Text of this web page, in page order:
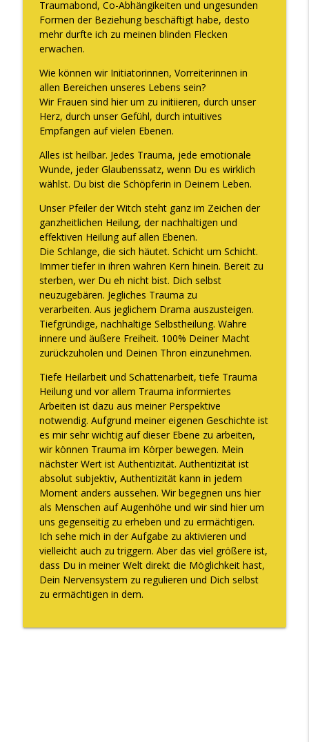
Traumabond, Co-Abhängikeiten und ungesunden
Formen der Beziehung beschäftigt habe, desto
mehr durfte ich zu meinen blinden Flecken
erwachen.
Wie können wir Initiatorinnen, Vorreiterinnen in
allen Bereichen unseres Lebens sein?
Wir Frauen sind hier um zu initiieren, durch unser
Herz, durch unser Gefühl, durch intuitives
Empfangen auf vielen Ebenen.
Alles ist heilbar. Jedes Trauma, jede emotionale
Wunde, jeder Glaubenssatz, wenn Du es wirklich
wählst. Du bist die Schöpferin in Deinem Leben.
Unser Pfeiler der Witch steht ganz im Zeichen der
ganzheitlichen Heilung, der nachhaltigen und
effektiven Heilung auf allen Ebenen.
Die Schlange, die sich häutet. Schicht um Schicht.
Immer tiefer in ihren wahren Kern hinein. Bereit zu
sterben, wer Du eh nicht bist. Dich selbst
neuzugebären. Jegliches Trauma zu
verarbeiten. Aus jeglichem Drama auszusteigen.
Tiefgründige, nachhaltige Selbstheilung. Wahre
innere und äußere Freiheit. 100% Deiner Macht
zurückzuholen und Deinen Thron einzunehmen.
Tiefe Heilarbeit und Schattenarbeit, tiefe Trauma
Heilung und vor allem Trauma informiertes
Arbeiten ist dazu aus meiner Perspektive
notwendig. Aufgrund meiner eigenen Geschichte ist
es mir sehr wichtig auf dieser Ebene zu arbeiten,
wir können Trauma im Körper bewegen. Mein
nächster Wert ist Authentizität. Authentizität ist
absolut subjektiv, Authentizität kann in jedem
Moment anders aussehen. Wir begegnen uns hier
als Menschen auf Augenhöhe und wir sind hier um
uns gegenseitig zu erheben und zu ermächtigen.
Ich sehe mich in der Aufgabe zu aktivieren und
vielleicht auch zu triggern. Aber das viel größere ist,
dass Du in meiner Welt direkt die Möglichkeit hast,
Dein Nervensystem zu regulieren und Dich selbst
zu ermächtigen in dem.